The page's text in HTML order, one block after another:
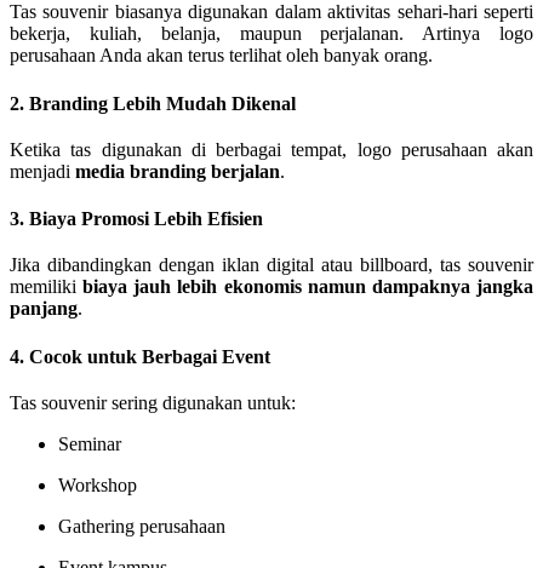
Tas souvenir biasanya digunakan dalam aktivitas sehari-hari seperti
bekerja, kuliah, belanja, maupun perjalanan. Artinya logo
perusahaan Anda akan terus terlihat oleh banyak orang.
2. Branding Lebih Mudah Dikenal
Ketika tas digunakan di berbagai tempat, logo perusahaan akan
menjadi media branding berjalan.
3. Biaya Promosi Lebih Efisien
Jika dibandingkan dengan iklan digital atau billboard, tas souvenir
memilikibiaya jauh lebih ekonomis namun dampaknya jangka
panjang.
4. Cocok untuk Berbagai Event
Tas souvenir sering digunakan untuk:
Seminar
Workshop
Gathering perusahaan